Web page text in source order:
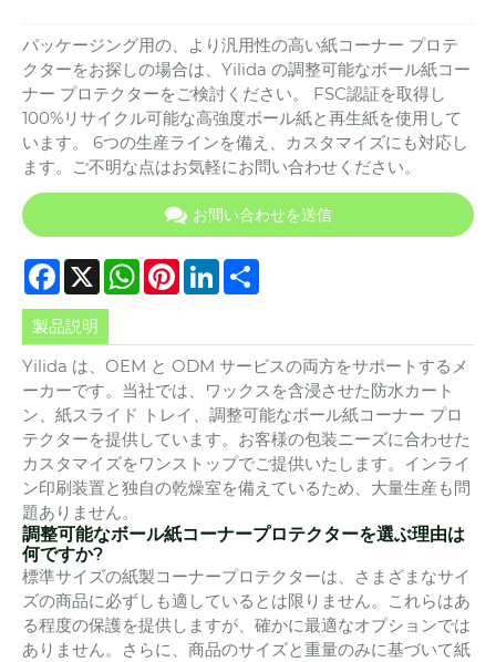
パッケージング用の、より汎用性の高い紙コーナー プロテ
クターをお探しの場合は、Yilida の調整可能なボール紙コー
ナー プロテクターをご検討ください。 FSC認証を取得し
100%リサイクル可能な高強度ボール紙と再生紙を使用して
います。 6つの生産ラインを備え、カスタマイズにも対応し
ます。ご不明な点はお気軽にお問い合わせください。
お問い合わせを送信
Facebook
X WhatsApp
PinterestLinkedIn
製品説明
Yilida は、OEM と ODM サービスの両方をサポートするメ
ーカーです。当社では、ワックスを含浸させた防水カート
ン、紙スライド トレイ、調整可能なボール紙コーナー プロ
テクターを提供しています。お客様の包装ニーズに合わせた
カスタマイズをワンストップでご提供いたします。インライ
ン印刷装置と独自の乾燥室を備えているため、大量生産も問
題ありません。
調整可能なボール紙コーナープロテクターを選ぶ理由は
何ですか?
標準サイズの紙製コーナープロテクターは、さまざまなサイ
ズの商品に必ずしも適しているとは限りません。これらはあ
る程度の保護を提供しますが、確かに最適なオプションでは
ありません。さらに、商品のサイズと重量のみに基づいて紙